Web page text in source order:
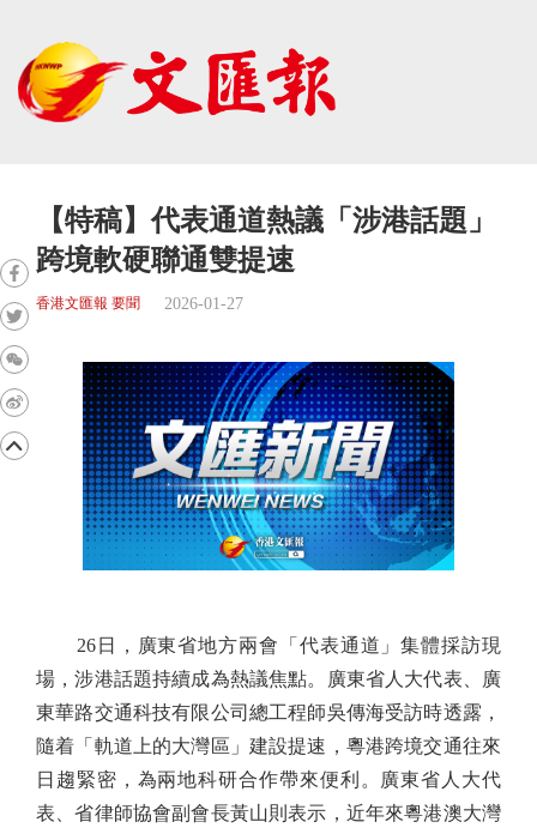
【特稿】代表通道熱議「涉港話題」
跨境軟硬聯通雙提速
香港文匯報 要聞 2026-01-27
26日，廣東省地方兩會「代表通道」集體採訪現
場，涉港話題持續成為熱議焦點。廣東省人大代表、廣
東華路交通科技有限公司總工程師吳傳海受訪時透露，
隨着「軌道上的大灣區」建設提速，粵港跨境交通往來
日趨緊密，為兩地科研合作帶來便利。廣東省人大代
表、省律師協會副會長黃山則表示，近年來粵港澳大灣